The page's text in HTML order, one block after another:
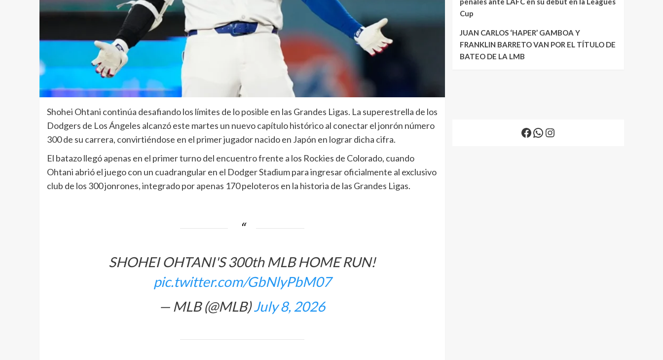
Shohei Ohtani continúa desafiando los límites de lo posible en las Grandes Ligas. La superestrella de los
Dodgers de Los Ángeles alcanzó este martes un nuevo capítulo histórico al conectar el jonrón número
300 de su carrera, convirtiéndose en el primer jugador nacido en Japón en lograr dicha cifra.
El batazo llegó apenas en el primer turno del encuentro frente a los Rockies de Colorado, cuando
Ohtani abrió el juego con un cuadrangular en el Dodger Stadium para ingresar oficialmente al exclusivo
club de los 300 jonrones, integrado por apenas 170 peloteros en la historia de las Grandes Ligas.
SHOHEI OHTANI'S 300th MLB HOME RUN!
pic.twitter.com/GbNlyPbM07
— MLB (@MLB)July 8, 2026
Cup
JUAN CARLOS ‘HAPER’ GAMBOA Y
FRANKLIN BARRETO VAN POR EL TÍTULO DE
BATEO DE LA LMB
Facebook
WhatsApp
Instagram